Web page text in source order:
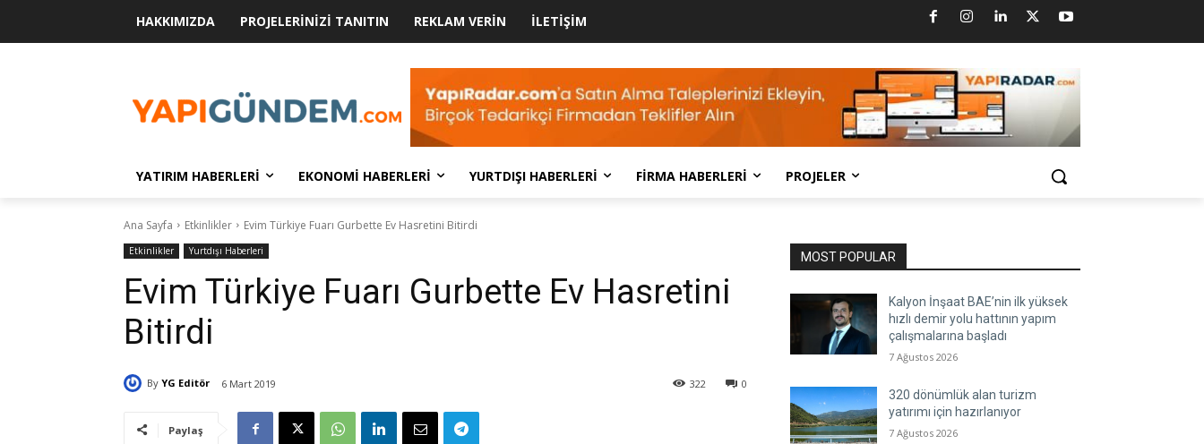
HAKKIMIZDA PROJELERINIZI TANITIN REKLAM VERIN İLETIŞIM
YATIRIM HABERLERI EKONOMI HABERLERI YURTDIŞI HABERLERI FIRMA HABERLERI PROJELER
Ana Sayfa Etkinlikler Evim Türkiye Fuarı Gurbette Ev Hasretini Bitirdi
Etkinlikler Yurtdışı Haberleri
Evim Türkiye Fuarı Gurbette Ev Hasretini
Bitirdi
By YG Editör 6 Mart 2019 0
322
Paylaş
MOST POPULAR
Kalyon İnşaat BAE’nin ilk yüksek
hızlı demir yolu hattının yapım
çalışmalarına başladı
7 Ağustos 2026
320 dönümlük alan turizm
yatırımı için hazırlanıyor
7 Ağustos 2026